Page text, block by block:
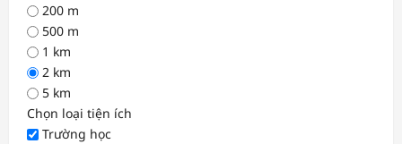
200 m
500 m
1 km
2 km
5 km
Chọn loại tiện ích
Trường học